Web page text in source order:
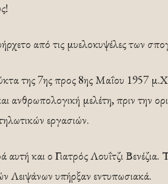
από τις μυελοκυψέλες των
της 7ης προς 8ης Μαΐου 1957
ανθρωπολογική μελέτη, πριν την
εργασιών.
αυτή και ο Γιατρός Λουΐτζι
Λειψάνων υπήρξαν εντυπωσιακά.